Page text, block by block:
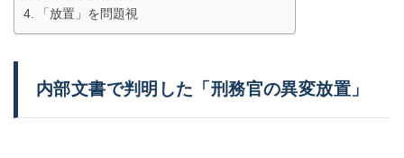
「放置」を問題視
内部文書で判明した「刑務官の異変放置」